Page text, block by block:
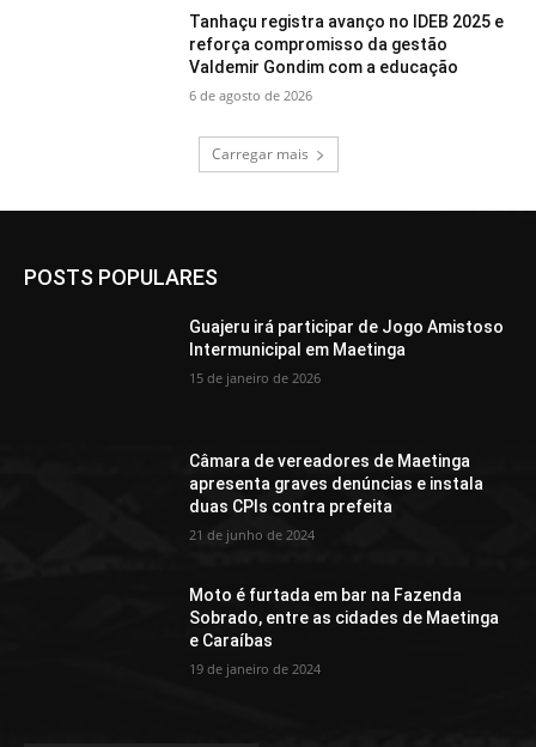
Tanhaçu registra avanço no IDEB 2025 e
reforça compromisso da gestão
Valdemir Gondim com a educação
6 de agosto de 2026
Carregar mais
POSTS POPULARES
Guajeru irá participar de Jogo Amistoso
Intermunicipal em Maetinga
15 de janeiro de 2026
Câmara de vereadores de Maetinga
apresenta graves denúncias e instala
duas CPIs contra prefeita
21 de junho de 2024
Moto é furtada em bar na Fazenda
Sobrado, entre as cidades de Maetinga
e Caraíbas
19 de janeiro de 2024